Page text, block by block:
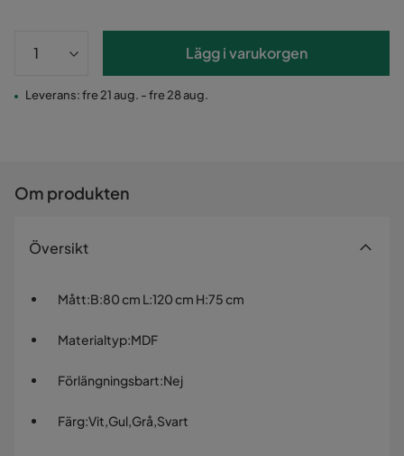
Lägg i varukorgen
Leverans: fre 21 aug. - fre 28 aug.
Om produkten
Översikt
Mått:B:80 cm L:120 cm H:75 cm
Materialtyp:MDF
Förlängningsbart:Nej
Färg:Vit,Gul,Grå,Svart